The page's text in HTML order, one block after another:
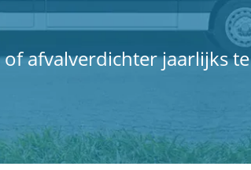
afvalverdichter jaarlijks te